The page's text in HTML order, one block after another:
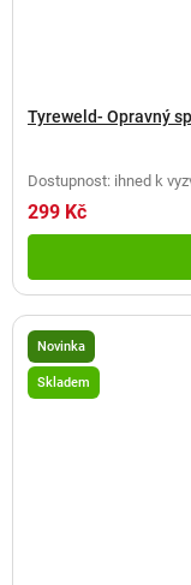
Tyreweld- Opravný
Dostupnost: ihned k
299 Kč
Novinka
Skladem